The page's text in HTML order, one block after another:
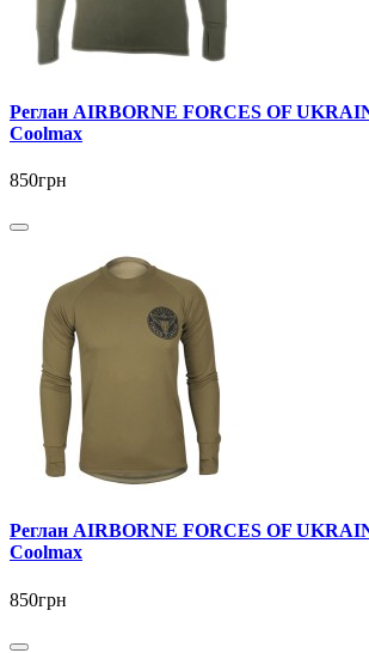
Реглан AIRBORNE FORCES OF
Coolmax
850грн
Реглан AIRBORNE FORCES OF
Coolmax
850грн